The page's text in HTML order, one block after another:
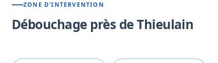
ZONE D'INTERVENTION
Débouchage près de Thieulain